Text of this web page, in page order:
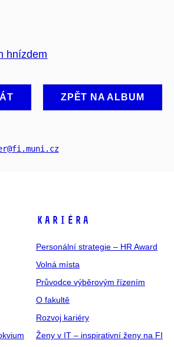
ZPĚT NA ALBUM
@fi .muni .cz
KARIÉRA
Personální strategie – HR Award
Volná místa
Průvodce výběrovým řízením
O fakultě
Rozvoj kariéry
Ženy v IT – inspirativní ženy na FI